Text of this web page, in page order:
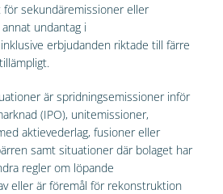
sekundäremissioner eller
undantag i
erbjudanden riktade till färre
är spridningsemissioner inför
(IPO), unitemissioner,
aktievederlag, fusioner eller
samt situationer där bolaget har
regler om löpande
eller är föremål för rekonstruktion